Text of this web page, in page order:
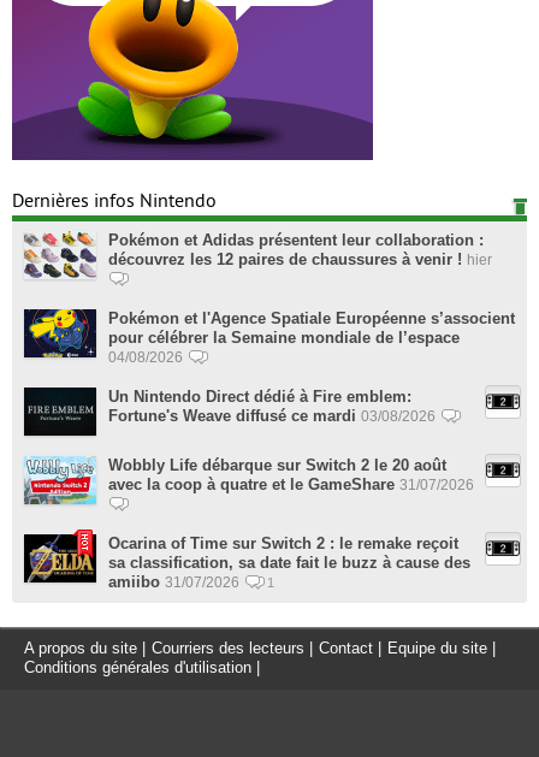
Dernières infos Nintendo
Pokémon et Adidas présentent leur collaboration :
découvrez les 12 paires de chaussures à venir ! hier
Pokémon et l'Agence Spatiale Européenne s’associent
pour célébrer la Semaine mondiale de l’espace
04/08/2026
Un Nintendo Direct dédié à Fire emblem:
Fortune's Weave diffusé ce mardi 03/08/2026
Wobbly Life débarque sur Switch 2 le 20 août
avec la coop à quatre et le GameShare 31/07/2026
Ocarina of Time sur Switch 2 : le remake reçoit
sa classification, sa date fait le buzz à cause des
amiibo 31/07/2026 1
A propos du site | Courriers des lecteurs | Contact | Equipe du site |
Conditions générales d'utilisation |